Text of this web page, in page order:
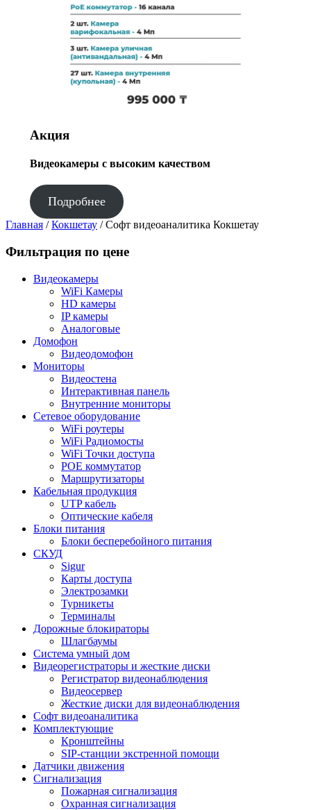
Акция
Видеокамеры с высоким качеством
Подробнее
Главная /Кокшетау / Софт видеоаналитика Кокшетау
Фильтрация по цене
Видеокамеры
WiFi Камеры
HD камеры
IP камеры
Аналоговые
Домофон
Видеодомофон
Мониторы
Видеостена
Интерактивная панель
Внутренние мониторы
Сетевое оборудование
WiFi роутеры
WiFi Радиомосты
WiFi Точки доступа
POE коммутатор
Маршрутизаторы
Кабельная продукция
UTP кабель
Оптические кабеля
Блоки питания
Блоки бесперебойного питания
СКУД
Sigur
Карты доступа
Электрозамки
Турникеты
Терминалы
Дорожные блокираторы
Шлагбаумы
Cистема умный дом
Видеорегистраторы и жесткие диски
Регистратор видеонаблюдения
Видеосервер
Жесткие диски для видеонаблюдения
Софт видеоаналитика
Комплектующие
Кронштейны
SIP-станции экстренной помощи
Датчики движения
Сигнализация
Пожарная сигнализация
Охранная сигнализация